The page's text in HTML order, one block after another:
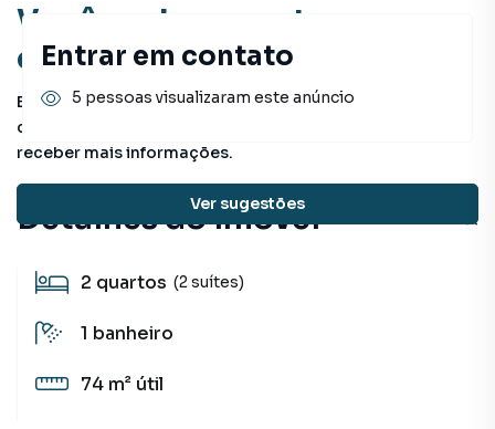
Você pode encontrar novas
oportunidades!
Este imóvel não está mais disponível, mas você pode
conferir outros em nosso site ou deixar seu contato para
receber mais informações.
Ver sugestões
Detalhes do imóvel
2 quartos (2 suítes)
1 banheiro
74 m² útil
Entrar em contato
5 pessoas visualizaram este anúncio